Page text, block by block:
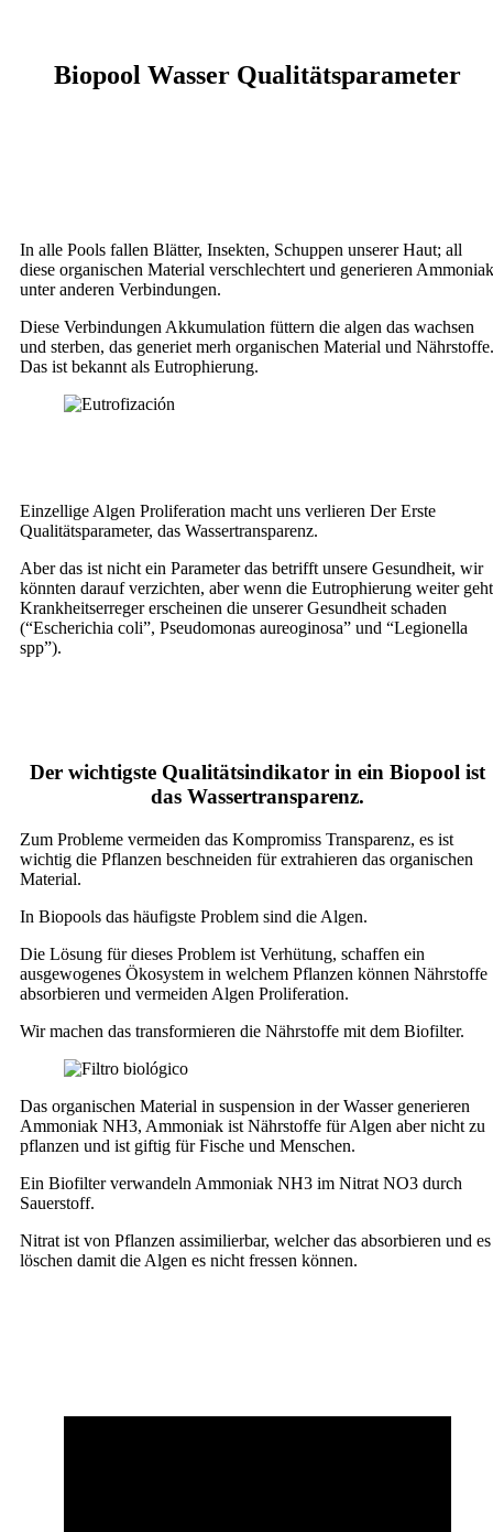
Biopool Wasser Qualitätsparameter
In alle Pools fallen Blätter, Insekten, Schuppen unserer Haut; all
diese organischen Material verschlechtert und generieren Ammoniak
unter anderen Verbindungen.
Diese Verbindungen Akkumulation füttern die algen das wachsen
und sterben, das generiet merh organischen Material und Nährstoffe.
Das ist bekannt als Eutrophierung.
Einzellige Algen Proliferation macht uns verlieren Der Erste
Qualitätsparameter, das Wassertransparenz.
Aber das ist nicht ein Parameter das betrifft unsere Gesundheit, wir
könnten darauf verzichten, aber wenn die Eutrophierung weiter geht
Krankheitserreger erscheinen die unserer Gesundheit schaden
(“Escherichia coli”, Pseudomonas aureoginosa” und “Legionella
spp”).
Der wichtigste Qualitätsindikator in ein Biopool ist
das Wassertransparenz.
Zum Probleme vermeiden das Kompromiss Transparenz, es ist
wichtig die Pflanzen beschneiden für extrahieren das organischen
Material.
In Biopools das häufigste Problem sind die Algen.
Die Lösung für dieses Problem ist Verhütung, schaffen ein
ausgewogenes Ökosystem in welchem Pflanzen können Nährstoffe
absorbieren und vermeiden Algen Proliferation.
Wir machen das transformieren die Nährstoffe mit dem Biofilter.
Das organischen Material in suspension in der Wasser generieren
Ammoniak NH3, Ammoniak ist Nährstoffe für Algen aber nicht zu
pflanzen und ist giftig für Fische und Menschen.
Ein Biofilter verwandeln Ammoniak NH3 im Nitrat NO3 durch
Sauerstoff.
Nitrat ist von Pflanzen assimilierbar, welcher das absorbieren und es
löschen damit die Algen es nicht fressen können.